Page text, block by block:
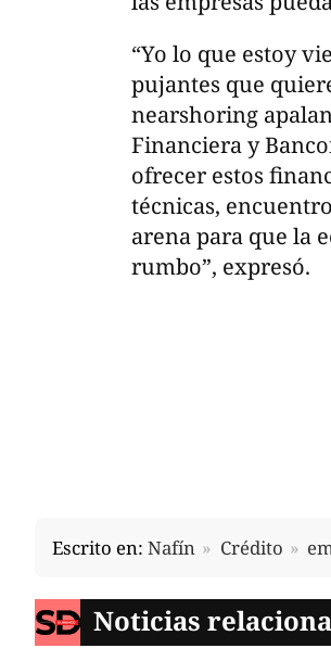
“Yo lo que estoy
pujantes que
nearshoring
Financiera y
ofrecer estos
técnicas,
arena para que la
rumbo”, expresó.
Escrito en: Nafín Crédito
Noticias